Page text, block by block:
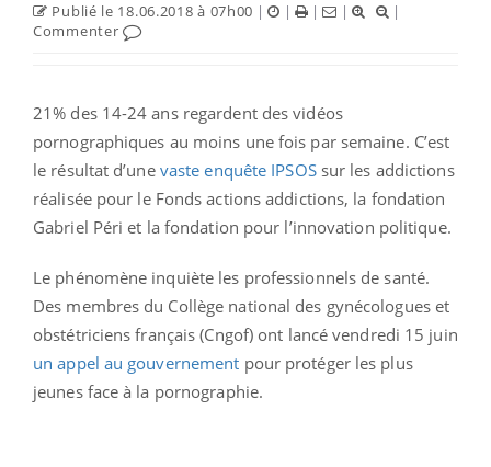
Publié le 18.06.2018 à 07h00 | | | |
|
Commenter
21% des 14-24 ans regardent des vidéos
pornographiques au moins une fois par semaine. C’est
le résultat d’une vaste enquête IPSOSsur les addictions
réalisée pour le Fonds actions addictions, la fondation
Gabriel Péri et la fondation pour l’innovation politique.
Le phénomène inquiète les professionnels de santé.
Des membres du Collège national des gynécologues et
obstétriciens français (Cngof) ont lancé vendredi 15 juin
un appel au gouvernement pour protéger les plus
jeunes face à la pornographie.